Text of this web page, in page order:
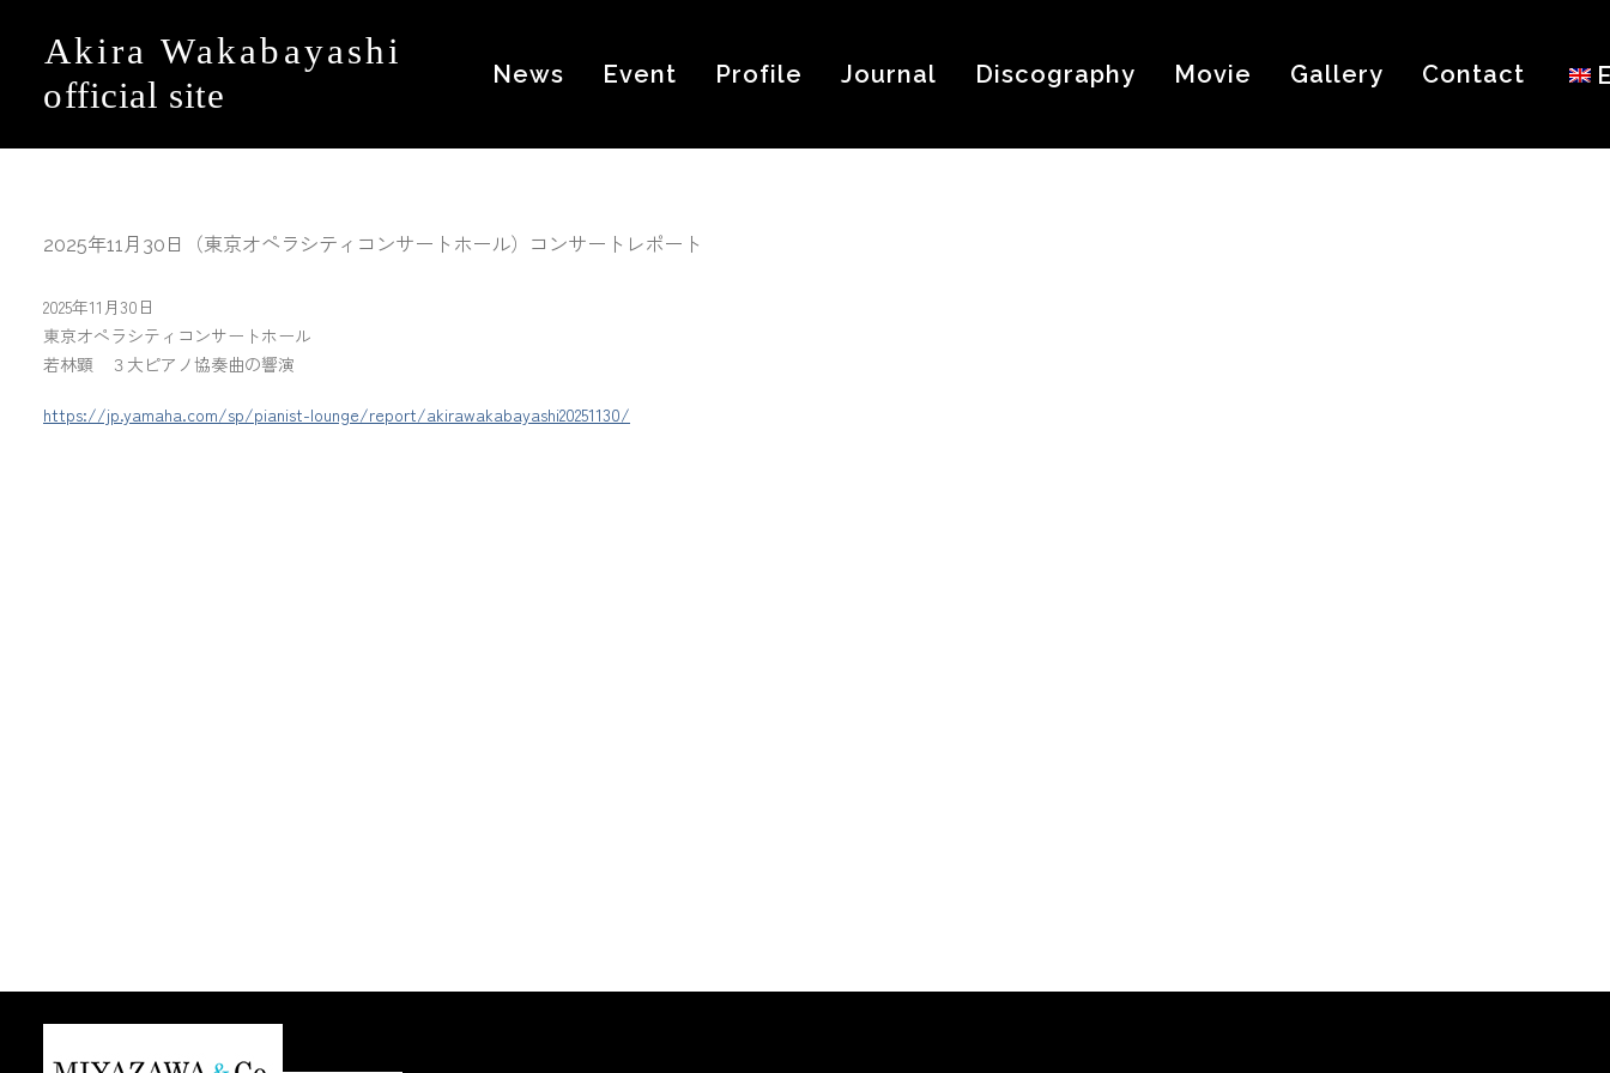
News Event Profile Journal Discography Movie Gallery Contact
2025年11月30日（東京オペラシティコンサートホール）コンサートレポート
2025年11月30日
東京オペラシティコンサートホール
若林顕 ３大ピアノ協奏曲の響演
https://jp.yamaha.com/sp/pianist-lounge/report/akirawakabayashi20251130/